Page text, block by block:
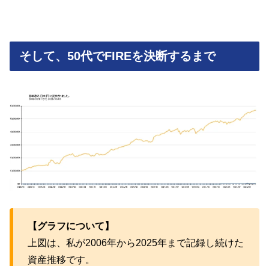
そして、50代でFIREを決断するまで
【グラフについて】
上図は、私が2006年から2025年まで記録し続けた
資産推移です。